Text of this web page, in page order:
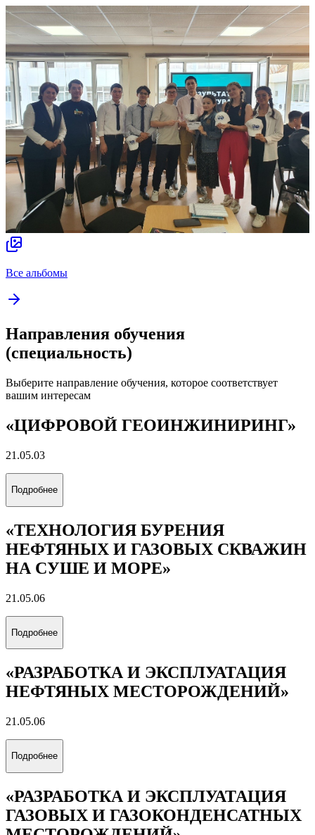
Все альбомы
Направления обучения
(специальность)
Выберите направление обучения, которое соответствует
вашим интересам
«ЦИФРОВОЙ ГЕОИНЖИНИРИНГ»
21.05.03
«ТЕХНОЛОГИЯ БУРЕНИЯ
НЕФТЯНЫХ И ГАЗОВЫХ СКВАЖИН
НА СУШЕ И МОРЕ»
21.05.06